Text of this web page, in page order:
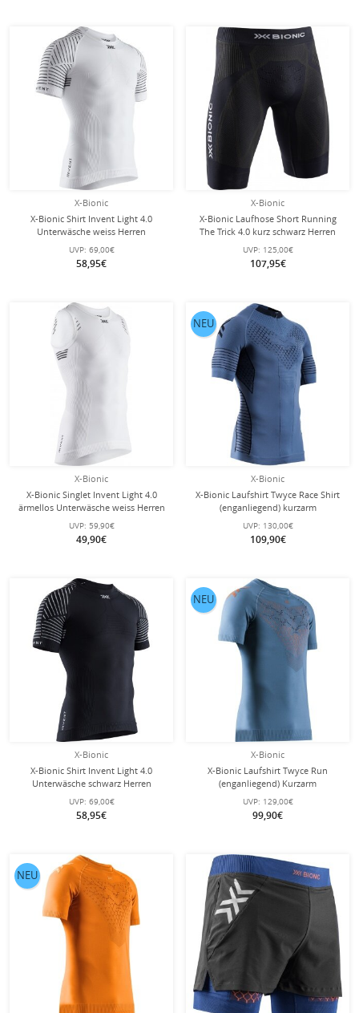
X-Bionic
X-Bionic Shirt Invent Light 4.0
Unterwäsche weiss Herren
UVP: 69,00€
58,95€
X-Bionic
X-Bionic Laufhose Short Running
The Trick 4.0 kurz schwarz Herren
UVP: 125,00€
107,95€
X-Bionic
X-Bionic Singlet Invent Light 4.0
ärmellos Unterwäsche weiss Herren
UVP: 59,90€
49,90€
X-Bionic
X-Bionic Laufshirt Twyce Race Shirt
(enganliegend) kurzarm
UVP: 130,00€
109,90€
NEU
X-Bionic
X-Bionic Shirt Invent Light 4.0
Unterwäsche schwarz Herren
UVP: 69,00€
58,95€
X-Bionic
X-Bionic Laufshirt Twyce Run
(enganliegend) Kurzarm
UVP: 129,00€
99,90€
NEU
NEU